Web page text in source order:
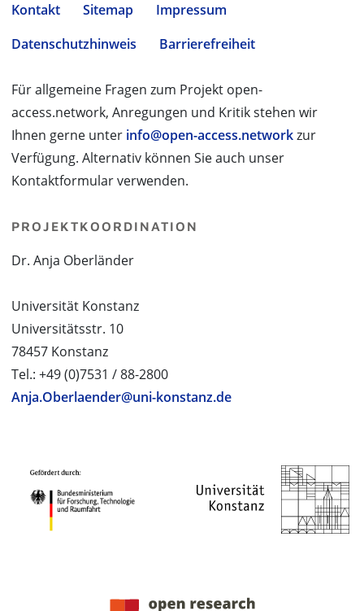
Kontakt Sitemap
Impressum
Datenschutzhinweis
Barrierefreiheit
Für allgemeine Fragen zum Projekt open-
access.network, Anregungen und Kritik stehen wir
Ihnen gerne unter info@open-access.networkzur
Verfügung. Alternativ können Sie auch unser
Kontaktformular verwenden.
PROJEKTKOORDINATION
Dr. Anja Oberländer
Universität Konstanz
Universitätsstr. 10
78457 Konstanz
Tel.: +49 (0)7531 / 88-2800
Anja.Oberlaender@uni-konstanz.de